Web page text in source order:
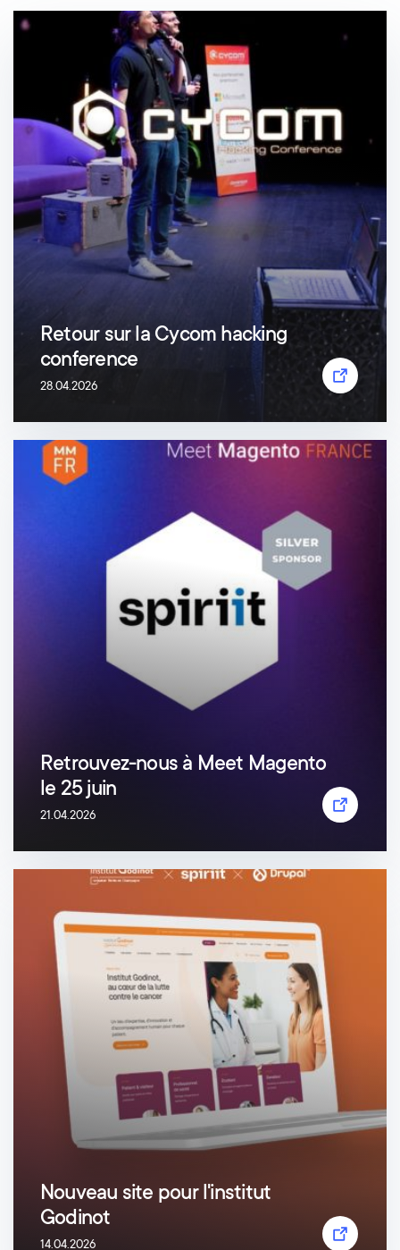
Retour sur la Cycom hacking
conference
28.04.2026
Retrouvez-nous à Meet Magento
le 25 juin
21.04.2026
Nouveau site pour l'institut
Godinot
14.04.2026